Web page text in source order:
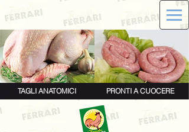
TAGLI ANATOMICI PRONTI A CUOCERE